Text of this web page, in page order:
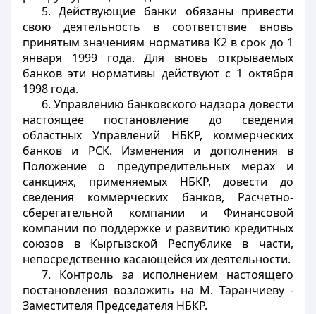
5. Действующие банки обязаны привести
свою деятельность в соответствие вновь
принятым значениям норматива К2 в срок до 1
января 1999 года. Для вновь открываемых
банков эти нормативы действуют с 1 октября
1998 года.
6. Управлению банковского надзора довести
настоящее постановление до сведения
областных Управлений НБКР, коммерческих
банков и РСК. Изменения и дополнения в
Положение о предупредительных мерах и
санкциях, применяемых НБКР, довести до
сведения коммерческих банков, Расчетно-
сберегательной компании и Финансовой
компании по поддержке и развитию кредитных
союзов в Кыргызской Республике в части,
непосредственно касающейся их деятельности.
7. Контроль за исполнением настоящего
постановления возложить на М. Таранчиеву -
Заместителя Председателя НБКР.